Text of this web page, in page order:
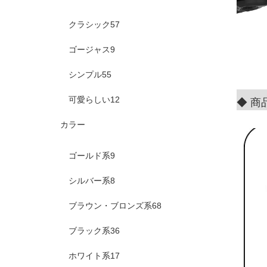
◆ 商
クラシック57
ゴージャス9
シンプル55
可愛らしい12
カラー
ゴールド系9
シルバー系8
ブラウン・ブロンズ系68
ブラック系36
ホワイト系17